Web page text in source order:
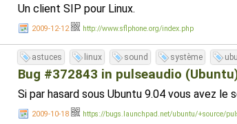
Un client SIP pour Linux.
2009-12-12 http://www.sflphone.org/index.php
astuces linux sound système
Bug #372843 in pulseaudio
Si par hasard sous Ubuntu 9.04 vous avez
2009-10-18 https://bugs.launchpad.net/ubuntu/+source/